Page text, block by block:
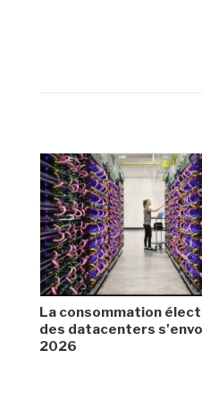
La consommation
des datacenters
2026